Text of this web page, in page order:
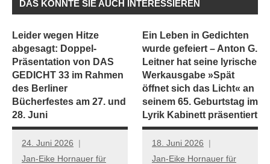
DAS KÖNNTE SIE AUCH INTERESSIEREN
Leider wegen Hitze
abgesagt: Doppel-
Präsentation von DAS
GEDICHT 33 im Rahmen
des Berliner
Bücherfestes am 27. und
28. Juni
24. Juni 2026
Jan-Eike Hornauer für
Ein Leben in Gedichten
wurde gefeiert – Anton G.
Leitner hat seine lyrische
Werkausgabe »Spät
öffnet sich das Licht« an
seinem 65. Geburtstag im
Lyrik Kabinett präsentiert
18. Juni 2026
Jan-Eike Hornauer für